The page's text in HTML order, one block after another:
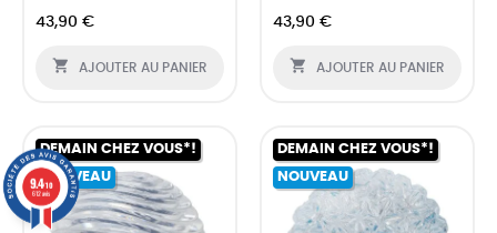
43,90 €
 AJOUTER AU PANIER
43,90 €
 AJOUTER AU PANIER
DEMAIN CHEZ VOUS*!
NOUVEAU
DEMAIN CHEZ VOUS*!
NOUVEAU
0
9.4/10
612 avis